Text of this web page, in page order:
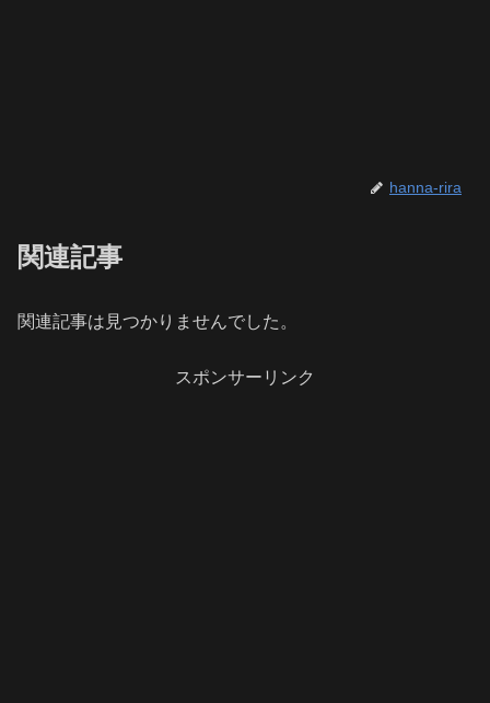
hanna-rira
関連記事
関連記事は見つかりませんでした。
スポンサーリンク